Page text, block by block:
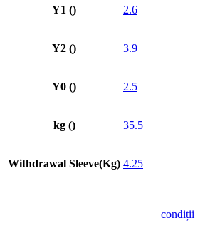
Y1 () 2.6
Y2 () 3.9
Y0 () 2.5
kg () 35.5
Withdrawal Sleeve(Kg) 4.25
condiții